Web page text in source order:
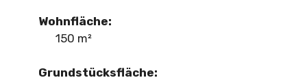
Wohnfläche:
150 m²
Grundstücksfläche: